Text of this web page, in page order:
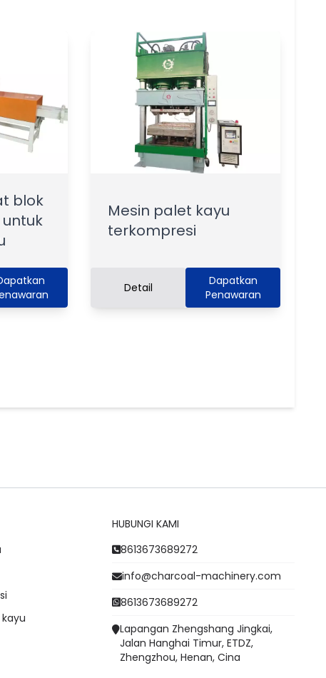
blok
Mesin palet kayu
terkompresi
Detail
Dapatkan
Penawaran
HUBUNGI KAMI
8613673689272
info@charcoal-machinery.com
8613673689272
Lapangan Zhengshang Jingkai,
Jalan Hanghai Timur, ETDZ,
Zhengzhou, Henan, Cina